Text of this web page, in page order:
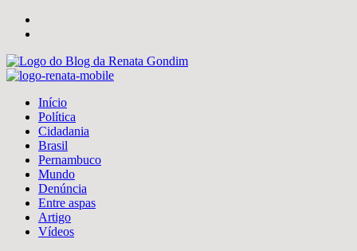
Início
Política
Cidadania
Brasil
Pernambuco
Mundo
Denúncia
Entre aspas
Artigo
Vídeos